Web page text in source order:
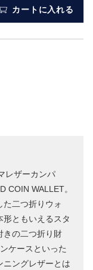
カートに入れる
レザーカンパ
COIN WALLET。
た二つ折りウォ
形ともいえるスタ
きの二つ折り財
ケースといった
ニングレザーとは